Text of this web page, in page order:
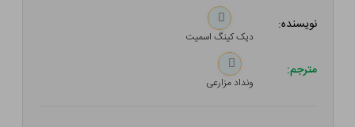
نویسنده:
دیک کینگ اسمیت
مترجم:
ونداد مزارعی